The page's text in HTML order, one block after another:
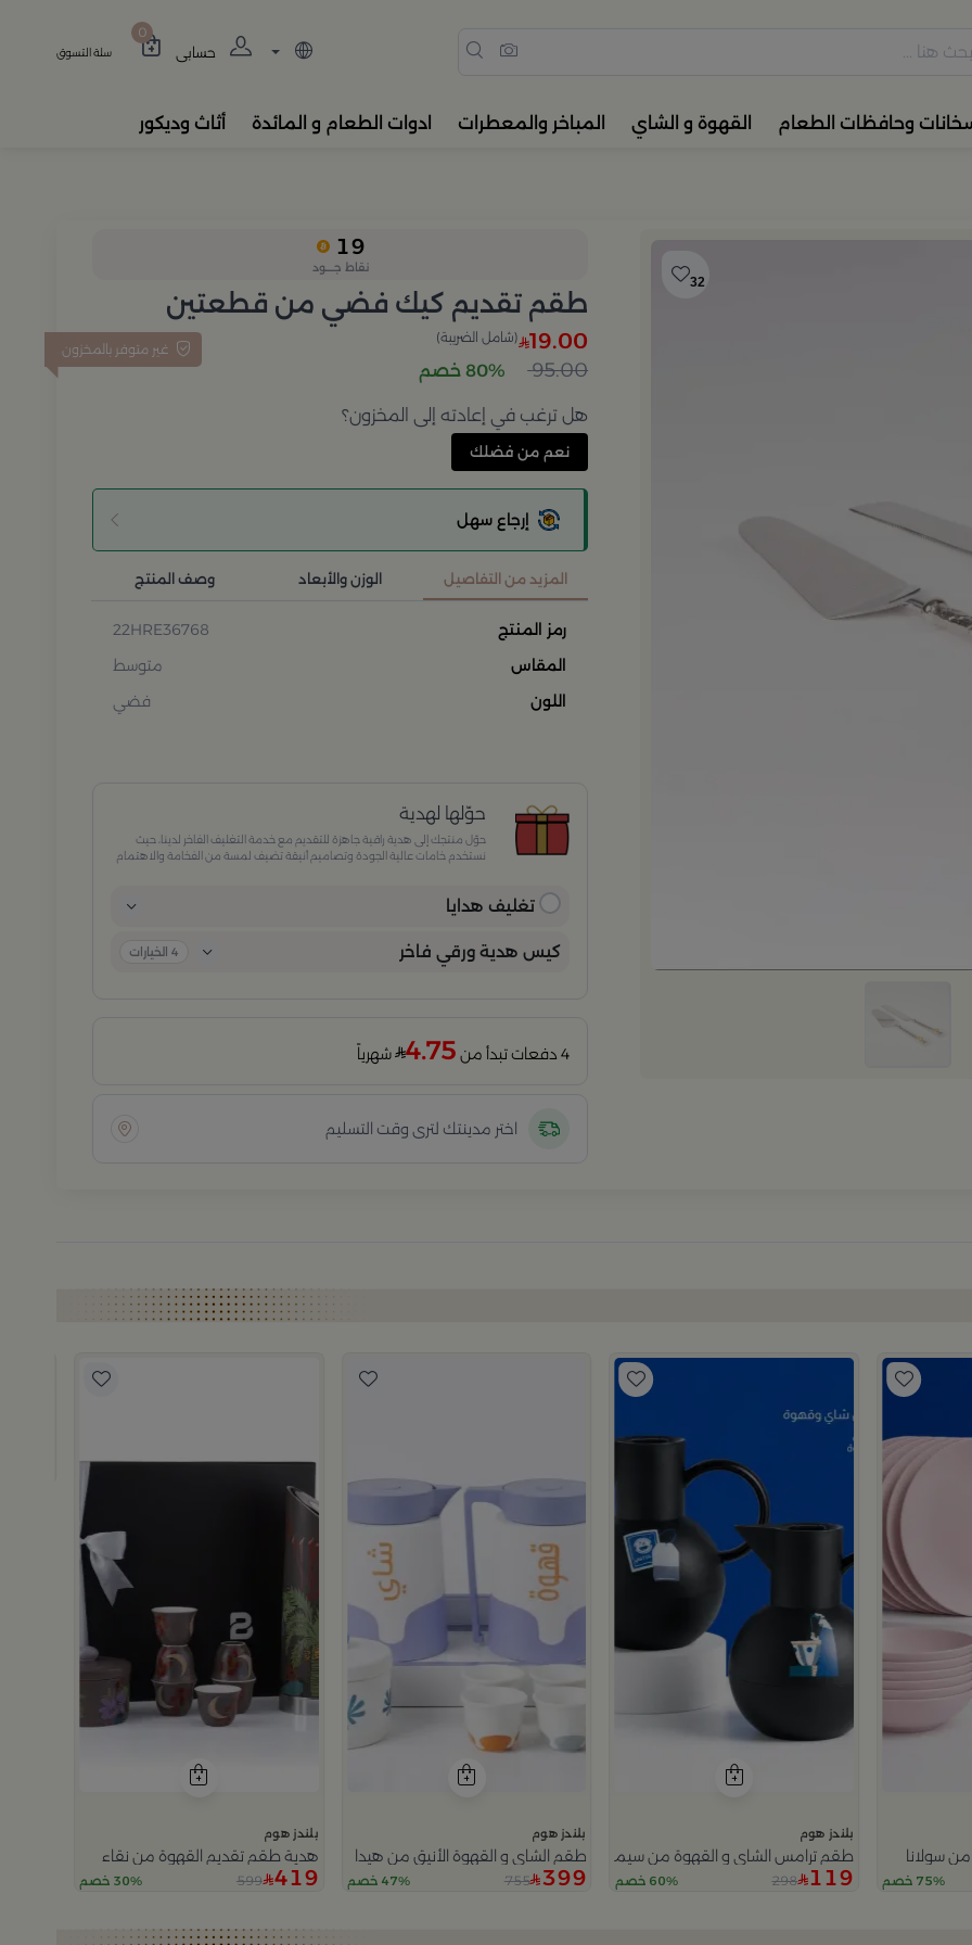
القهوة والشاي، أدوات المائدة، المباخر، والفواحات
حسابي
0
سلة التسوق
وحافظات الطعام القهوة و الشاي المباخر والمعطرات ادوات الطعام و المائدة أثاث وديكور
32
19
نقاط جــــود
طقم تقديم كيك فضي من قطعتين
غير متوفر بالمخزون 19.00 (شامل الضريبة)
95.00 80% خصم
هل ترغب في إعادته إلى المخزون؟
نعم من فضلك
إرجاع سهل
المزيد من التفاصيل
رمز المنتج
22HRE36768
المقاس
متوسط
اللون
فضي
الوزن والأبعاد وصف المنتج
حوّلها لهدية
حوّل منتجك إلى هدية راقية جاهزة للتقديم مع خدمة التغليف الفاخر لدينا، حيث
نستخدم خامات عالية الجودة وتصاميم أنيقة تضيف لمسة من الفخامة والاهتمام
تغليف هدايا
كيس هدية ورقي فاخر 4الخيارات
4 دفعات تبدأ من 4.75 شهرياً
اختر مدينتك لترى وقت التسليم
75% خصم
بلندز هوم
طقم ترامس الشاي و القهوة من سيمارا
119
298 60% خصم
بلندز هوم
طقم الشاي و القهوة الأنيق من هيدا
399
755 47% خصم
بلندز هوم
هدية طقم تقديم القهوة من نقاء
419
599 30% خصم